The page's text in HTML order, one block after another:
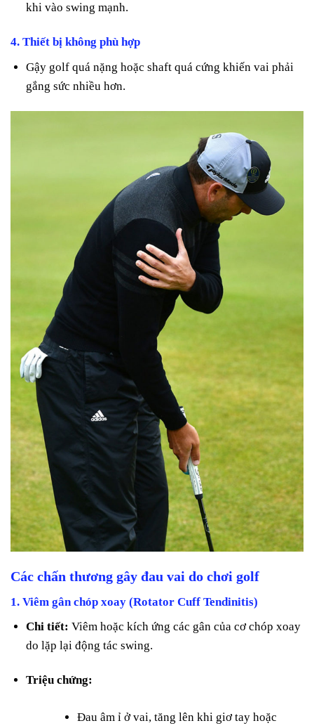
khi vào swing mạnh.
4. Thiết bị không phù hợp
Gậy golf quá nặng hoặc shaft quá cứng khiến vai phải
gắng sức nhiều hơn.
Các chấn thương gây đau vai do chơi golf
1. Viêm gân chóp xoay (Rotator Cuff Tendinitis)
Chi tiết: Viêm hoặc kích ứng các gân của cơ chóp xoay
do lặp lại động tác swing.
Triệu chứng:
Đau âm ỉ ở vai, tăng lên khi giơ tay hoặc